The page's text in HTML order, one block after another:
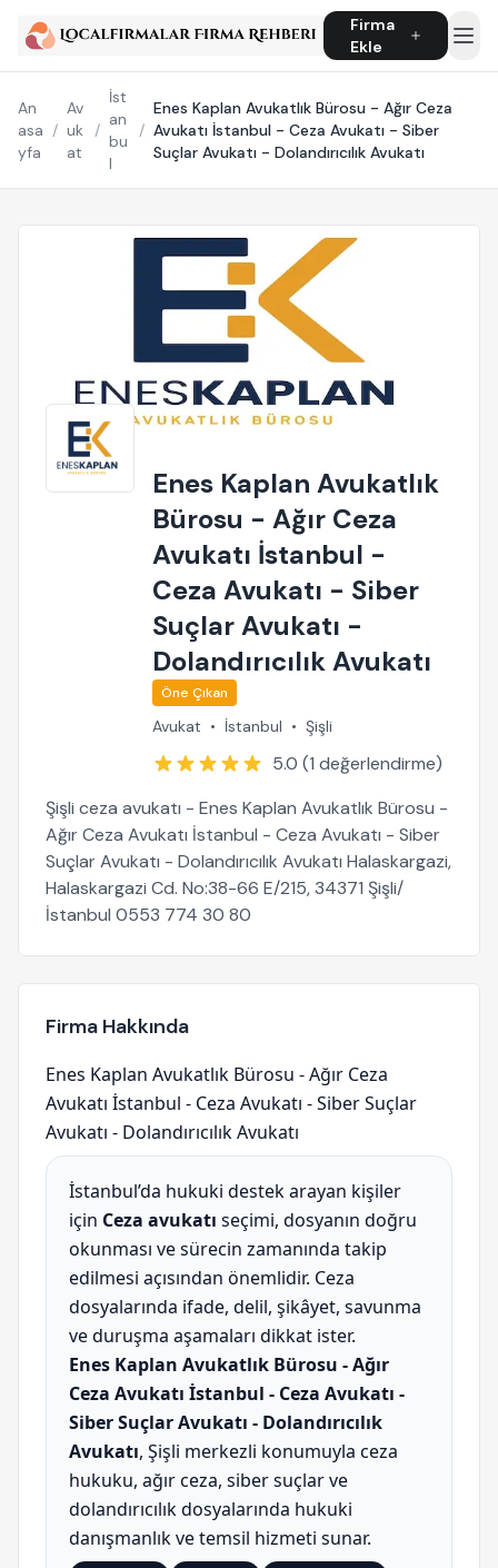
Firma
Ekle
An
asa
yfa
/
Av
uk
at
/
İst
an
bu
l
/
Enes Kaplan Avukatlık Bürosu - Ağır Ceza
Avukatı İstanbul - Ceza Avukatı - Siber
Suçlar Avukatı - Dolandırıcılık Avukatı
Enes Kaplan Avukatlık
Bürosu - Ağır Ceza
Avukatı İstanbul -
Ceza Avukatı - Siber
Suçlar Avukatı -
Dolandırıcılık Avukatı
Öne Çıkan
Avukat • İstanbul • Şişli
5.0 (1 değerlendirme)
Şişli ceza avukatı - Enes Kaplan Avukatlık Bürosu -
Ağır Ceza Avukatı İstanbul - Ceza Avukatı - Siber
Suçlar Avukatı - Dolandırıcılık Avukatı Halaskargazi,
Halaskargazi Cd. No:38-66 E/215, 34371 Şişli/
İstanbul 0553 774 30 80
Firma Hakkında
Enes Kaplan Avukatlık Bürosu - Ağır Ceza
Avukatı İstanbul - Ceza Avukatı - Siber Suçlar
Avukatı - Dolandırıcılık Avukatı
İstanbul’da hukuki destek arayan kişiler
için Ceza avukatı seçimi, dosyanın doğru
okunması ve sürecin zamanında takip
edilmesi açısından önemlidir. Ceza
dosyalarında ifade, delil, şikâyet, savunma
ve duruşma aşamaları dikkat ister.
Enes Kaplan Avukatlık Bürosu - Ağır
Ceza Avukatı İstanbul - Ceza Avukatı -
Siber Suçlar Avukatı - Dolandırıcılık
Avukatı, Şişli merkezli konumuyla ceza
hukuku, ağır ceza, siber suçlar ve
dolandırıcılık dosyalarında hukuki
danışmanlık ve temsil hizmeti sunar.